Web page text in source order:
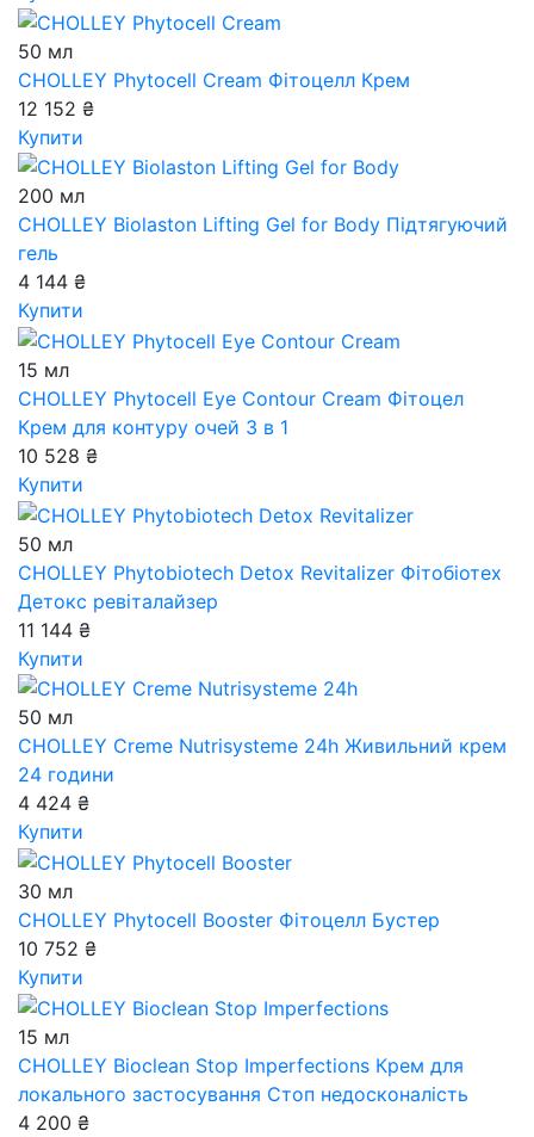
50 мл
CHOLLEY Phytocell Cream Фітоцелл Крем
12 152 ₴
Купити
200 мл
CHOLLEY Biolaston Lifting Gel for Body Підтягуючий
гель
4 144 ₴
Купити
15 мл
CHOLLEY Phytocell Eye Contour Cream Фітоцел
Крем для контуру очей 3 в 1
10 528 ₴
Купити
50 мл
CHOLLEY Phytobiotech Detox Revitalizer Фітобіотех
Детокс ревіталайзер
11 144 ₴
Купити
50 мл
CHOLLEY Creme Nutrisysteme 24h Живильний крем
24 години
4 424 ₴
Купити
30 мл
CHOLLEY Phytocell Booster Фітоцелл Бустер
10 752 ₴
Купити
15 мл
CHOLLEY Bioclean Stop Imperfections Крем для
локального застосування Стоп недосконалість
4 200 ₴